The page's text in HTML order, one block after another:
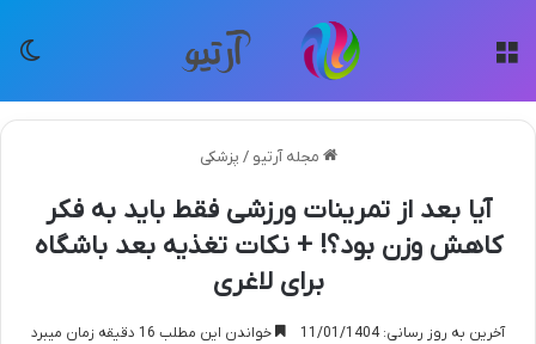
مجله آرتیو / پزشکی
آیا بعد از تمرینات ورزشی فقط باید به فکر
کاهش وزن بود؟! + نکات تغذیه بعد باشگاه
برای لاغری
آخرین به روز رسانی: 11/01/1404 خواندن این مطلب 16 دقیقه زمان میبرد